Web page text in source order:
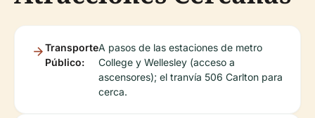
Transporte
Público:
A pasos de las estaciones de metro
College y Wellesley (acceso a
ascensores); el tranvía 506 Carlton para
cerca.